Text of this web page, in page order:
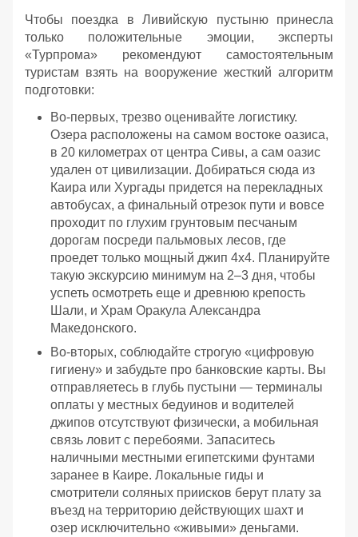
Чтобы поездка в Ливийскую пустыню принесла
только положительные эмоции, эксперты
«Турпрома» рекомендуют самостоятельным
туристам взять на вооружение жесткий алгоритм
подготовки:
Во-первых, трезво оценивайте логистику.
Озера расположены на самом востоке оазиса,
в 20 километрах от центра Сивы, а сам оазис
удален от цивилизации. Добираться сюда из
Каира или Хургады придется на перекладных
автобусах, а финальный отрезок пути и вовсе
проходит по глухим грунтовым песчаным
дорогам посреди пальмовых лесов, где
проедет только мощный джип 4х4. Планируйте
такую экскурсию минимум на 2–3 дня, чтобы
успеть осмотреть еще и древнюю крепость
Шали, и Храм Оракула Александра
Македонского.
Во-вторых, соблюдайте строгую «цифровую
гигиену» и забудьте про банковские карты. Вы
отправляетесь в глубь пустыни — терминалы
оплаты у местных бедуинов и водителей
джипов отсутствуют физически, а мобильная
связь ловит с перебоями. Запаситесь
наличными местными египетскими фунтами
заранее в Каире. Локальные гиды и
смотрители соляных приисков берут плату за
въезд на территорию действующих шахт и
озер исключительно «живыми» деньгами.